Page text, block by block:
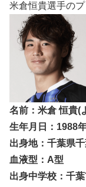
米倉恒貴選手のプ
名前：米倉 恒貴(
生年月日：1988
出身地：千葉県
血液型：A型
出身中学校：千